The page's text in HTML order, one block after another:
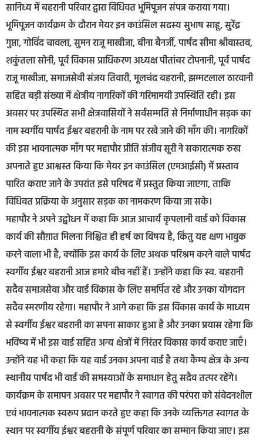
सानिध्य में बहरानी परिवार द्वारा विधिवत भूमिपूजन संपन्न कराया गया।
भूमिपूजन कार्यक्रम के दौरान मेयर इन काउंसिल सदस्य सुभाष साहू, सुरेंद्र
गुप्ता, गोविंद चावला, सुमन राजू माखीजा, बीना बैनर्जी, पार्षद सीमा श्रीवास्तव,
शकुंतला सोनी, पूर्व विकास प्राधिकरण अध्यक्ष पीतांबर टोपनानी, पूर्व पार्षद
राजू माखीजा, समाजसेवी संजय तिवारी, मूलचंद बहरानी, झम्मटलाल ठारवानी
सहित बड़ी संख्या में क्षेत्रीय नागरिकों की गरिमामयी उपस्थिति रही। इस
अवसर पर उपस्थित सभी क्षेत्रवासियों ने सर्वसम्मति से निर्माणाधीन सड़क का
नाम स्वर्गीय पार्षद ईश्वर बहरानी के नाम पर रखे जाने की माँग की। नागरिकों
की इस भावनात्मक माँग पर महापौर प्रीति संजीव सूरी ने सकारात्मक रुख
अपनाते हुए आश्वस्त किया कि मेयर इन काउंसिल (एमआईसी) में प्रस्ताव
पारित कराए जाने के उपरांत इसे परिषद में प्रस्तुत किया जाएगा, ताकि
विधिवत प्रक्रिया के अनुसार सड़क का नामकरण किया जा सके।
महापौर ने अपने उद्बोधन में कहा कि आज आचार्य कृपलानी वार्ड को विकास
कार्य की सौग़ात मिलना निश्चित ही हर्ष का विषय है, किंतु यह क्षण भावुक
करने वाला भी है, क्योंकि इस कार्य के लिए अथक परिश्रम करने वाले पार्षद
स्वर्गीय ईश्वर बहरानी आज हमारे बीच नहीं हैं। उन्होंने कहा कि स्व. बहरानी
सदैव समाजसेवा और वार्ड विकास के लिए समर्पित रहे और उनका योगदान
सदैव स्मरणीय रहेगा। महापौर ने आगे कहा कि इस विकास कार्य के माध्यम
से स्वर्गीय ईश्वर बहरानी का सपना साकार हुआ है और उनका प्रयास रहेगा कि
भविष्य में भी इस वार्ड सहित अन्य क्षेत्रों में निरंतर विकास कार्य कराए जाएँ।
उन्होंने यह भी कहा कि यह वार्ड उनका अपना वार्ड है तथा कैम्प क्षेत्र के अन्य
स्थानीय पार्षद भी वार्ड की समस्याओं के समाधान हेतु सदैव तत्पर रहेंगे।
कार्यक्रम के समापन अवसर पर महापौर ने स्वागत की परंपरा को संवेदनशील
एवं भावनात्मक स्वरूप प्रदान करते हुए कहा कि उनके व्यक्तिगत स्वागत के
स्थान पर स्वर्गीय ईश्वर बहरानी के संपूर्ण परिवार का सम्मान किया जाए। इस